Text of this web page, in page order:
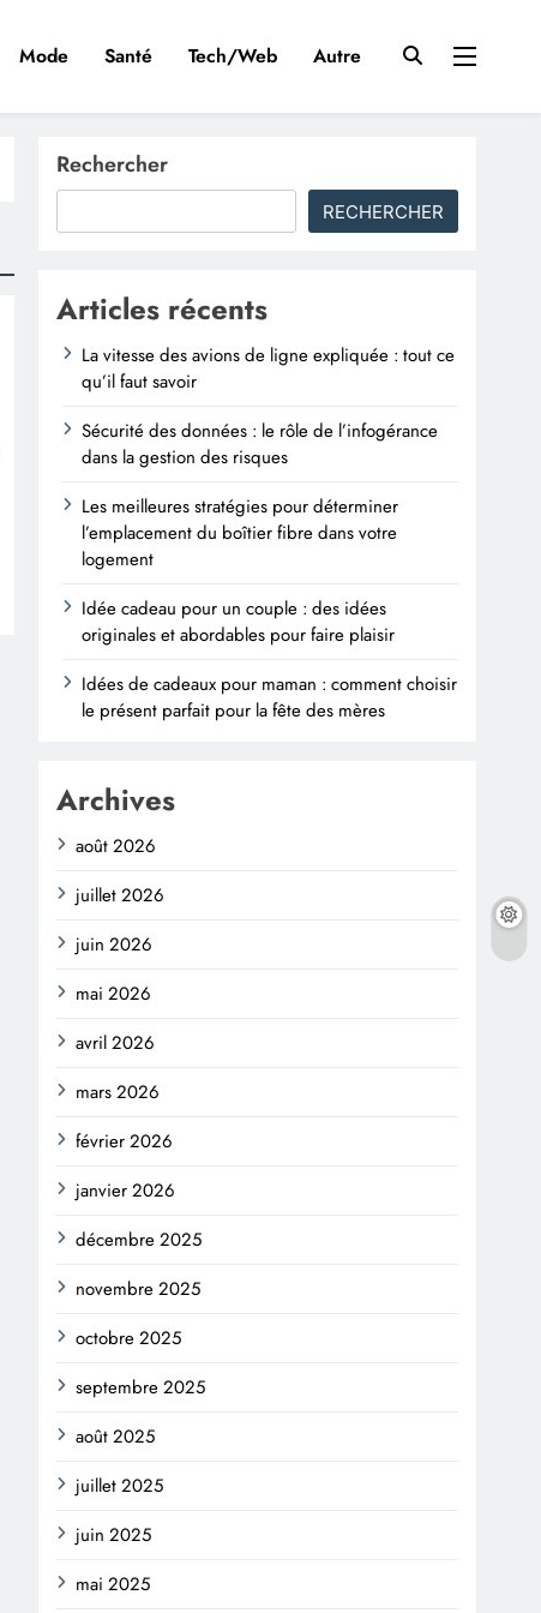
Mode Santé Tech/Web Autre
Rechercher
RECHERCHER
Articles récents
La vitesse des avions de ligne expliquée : tout ce
qu’il faut savoir
Sécurité des données : le rôle de l’infogérance
dans la gestion des risques
Les meilleures stratégies pour déterminer
l’emplacement du boîtier fibre dans votre
logement
Idée cadeau pour un couple : des idées
originales et abordables pour faire plaisir
Idées de cadeaux pour maman : comment choisir
le présent parfait pour la fête des mères
Archives
août 2026
juillet 2026
juin 2026
mai 2026
avril 2026
mars 2026
février 2026
janvier 2026
décembre 2025
novembre 2025
octobre 2025
septembre 2025
août 2025
juillet 2025
juin 2025
mai 2025